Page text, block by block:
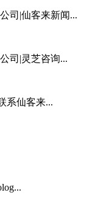
司|仙客来新闻...
司|灵芝咨询...
系仙客来...